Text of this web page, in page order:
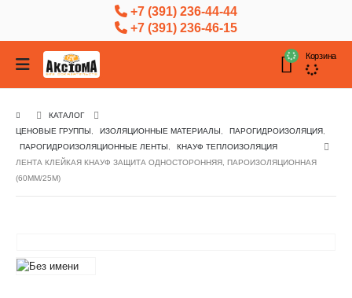
+7 (391) 236-44-44
+7 (391) 236-46-15
Корзина
КАТАЛОГ
ЦЕНОВЫЕ ГРУППЫ
ИЗОЛЯЦИОННЫЕ МАТЕРИАЛЫ ПАРОГИДРОИЗОЛЯЦИЯ
ПАРОГИДРОИЗОЛЯЦИОННЫЕ ЛЕНТЫ
КНАУФ ТЕПЛОИЗОЛЯЦИЯ
ЛЕНТА КЛЕЙКАЯ КНАУФ ЗАЩИТА ОДНОСТОРОННЯЯ, ПАРОИЗОЛЯЦИОННАЯ
(60ММ/25М)